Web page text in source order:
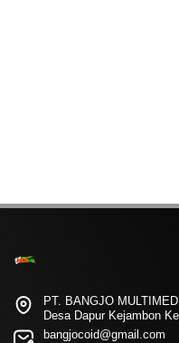
PT. BANGJO
Desa Dapur Kejambon
bangjocoid@gmail.com